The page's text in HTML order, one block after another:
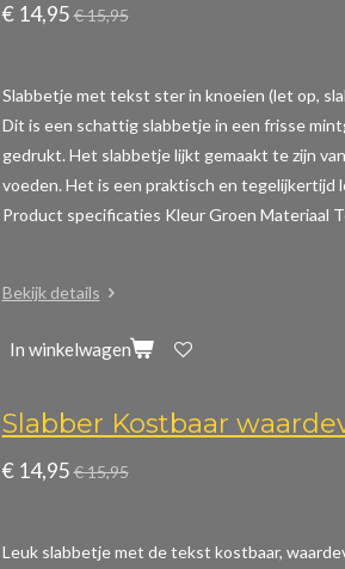
€ 14,95 € 15,95
Slabbetje met tekst ster in knoeien (let op,
Dit is een schattig slabbetje in een frisse
gedrukt. Het slabbetje lijkt gemaakt te zijn
voeden. Het is een praktisch en tegelijkertijd
Product specificaties Kleur Groen Materiaal
Bekijk details
In winkelwagen
Slabber Kostbaar
€ 14,95 € 15,95
Leuk slabbetje met de tekst kostbaar,